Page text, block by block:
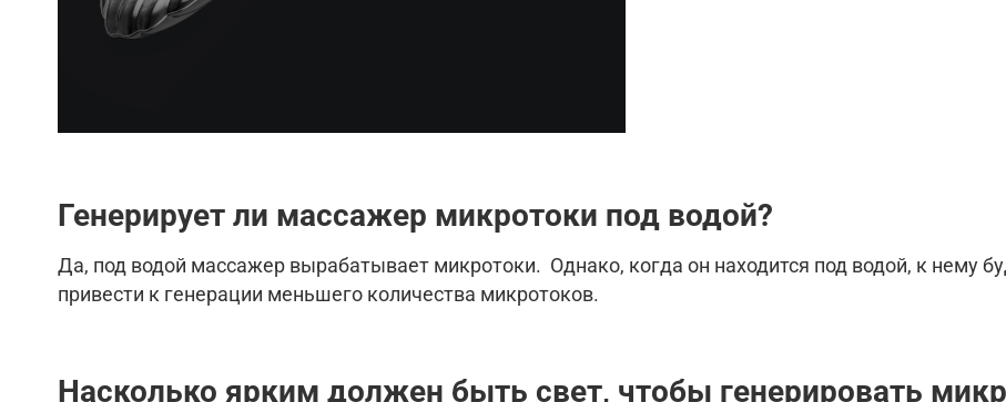
Генерирует ли массажер микротоки под водой?
Да, под водой массажер вырабатывает микротоки. Однако, когда он находится под водой, к нему
привести к генерации меньшего количества микротоков.
Насколько ярким должен быть свет, чтобы генерировать